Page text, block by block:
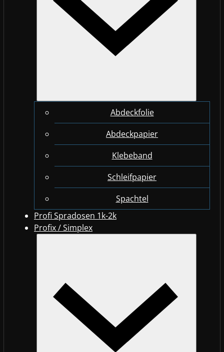
Abdeckfolie
Abdeckpapier
Klebeband
Schleifpapier
Spachtel
Profi Spradosen 1k-2k
Profix / Simplex